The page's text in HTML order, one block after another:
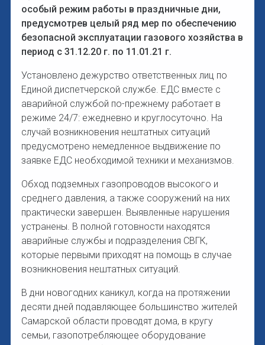
особый режим работы в праздничные дни,
предусмотрев целый ряд мер по обеспечению
безопасной эксплуатации газового хозяйства в
период с 31.12.20 г. по 11.01.21 г.
Установлено дежурство ответственных лиц по
Единой диспетчерской службе. ЕДС вместе с
аварийной службой по-прежнему работает в
режиме 24/7: ежедневно и круглосуточно. На
случай возникновения нештатных ситуаций
предусмотрено немедленное выдвижение по
заявке ЕДС необходимой техники и механизмов.
Обход подземных газопроводов высокого и
среднего давления, а также сооружений на них
практически завершен. Выявленные нарушения
устранены. В полной готовности находятся
аварийные службы и подразделения СВГК,
которые первыми приходят на помощь в случае
возникновения нештатных ситуаций.
В дни новогодних каникул, когда на протяжении
десяти дней подавляющее большинство жителей
Самарской области проводят дома, в кругу
семьи, газопотребляющее оборудование